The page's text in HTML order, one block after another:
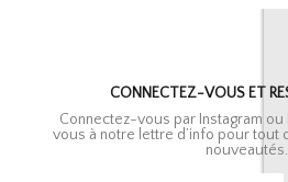
CONNECTEZ-VOUS ET
Connectez-vous par Instagram ou
vous à notre lettre d’info pour tout
nouveautés.